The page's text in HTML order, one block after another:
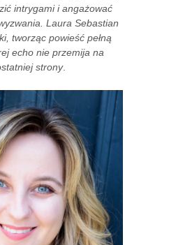
intrygami i angażować
Laura Sebastian
tworząc powieść pełną
echo nie przemija na
strony.